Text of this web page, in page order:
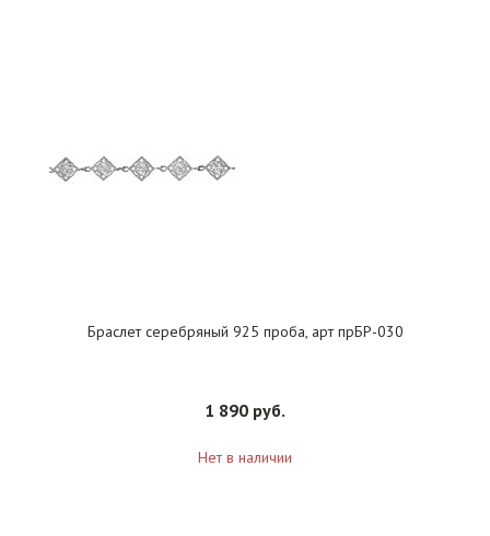
Браслет серебряный 925 проба, арт прБР-030
1 890 руб.
Нет в наличии